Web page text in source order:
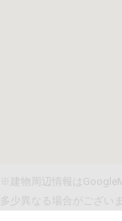
※建物周辺情報は
多少異なる場合がございま